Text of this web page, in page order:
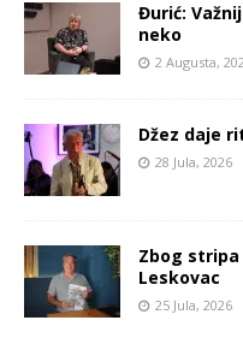
Đurić:
neko
2 Augusta,
Džez daje
28 Jula, 2026
Zbog
Leskovac
25 Jula, 2026